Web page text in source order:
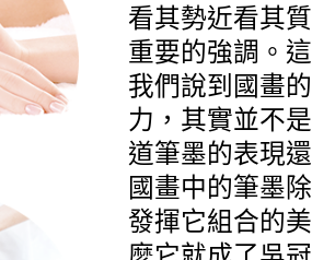
看其勢近看其
重要的強調。
我們說到國畫
力，其實並不
道筆墨的表現
國畫中的筆墨
發揮它組合的